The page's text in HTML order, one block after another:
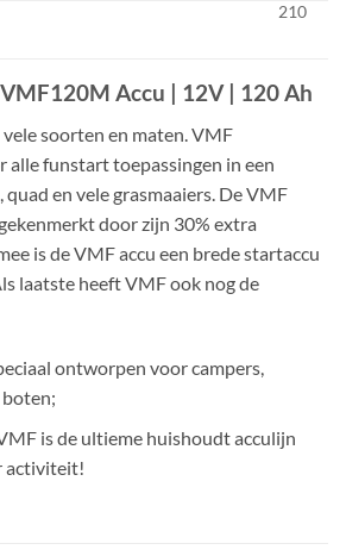
210
Accu | 12V | 120 Ah
vele soorten en maten. VMF
alle funstart toepassingen in een
en vele grasmaaiers. De VMF
door zijn 30% extra
is de VMF accu een brede startaccu
laatste heeft VMF ook nog de
ontworpen voor campers,
is de ultieme huishoudt acculijn
activiteit!